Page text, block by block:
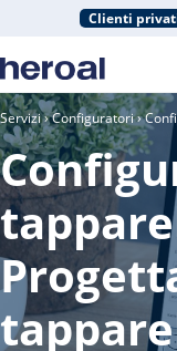
Clienti
Servizi›Configuratori›